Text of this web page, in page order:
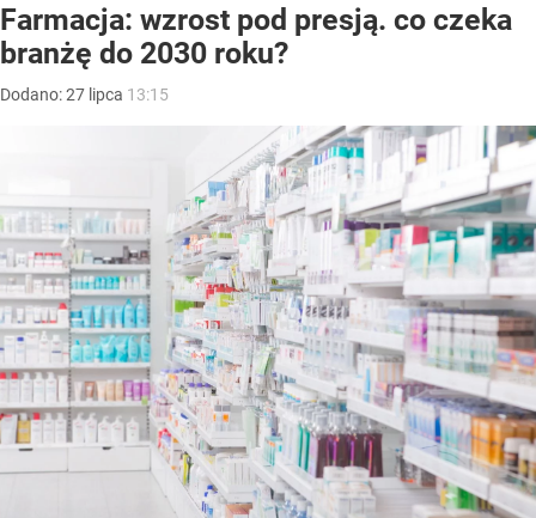
Farmacja: wzrost pod presją. co czeka
branżę do 2030 roku?
Dodano:27 lipca 13:15